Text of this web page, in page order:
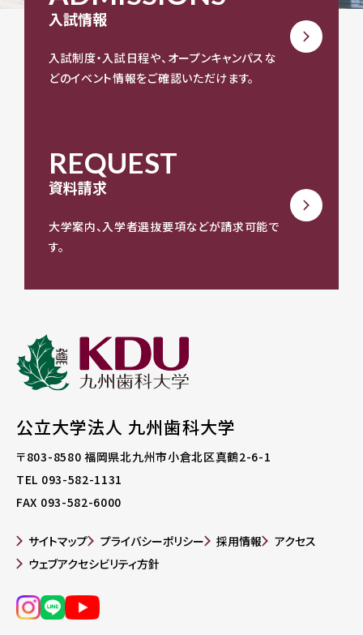
入試情報
入試制度・入試日程や、オープンキャンパスな
どのイベント情報をご確認いただけます。
資料請求
REQUEST
大学案内、入学者選抜要項などが請求可能で
す。
公立大学法人 九州歯科大学
〒803-8580 福岡県北九州市小倉北区真鶴2-6-1
TEL 093-582-1131
FAX 093-582-6000
サイトマップ プライバシーポリシー 採用情報
アクセス
ウェブアクセシビリティ方針